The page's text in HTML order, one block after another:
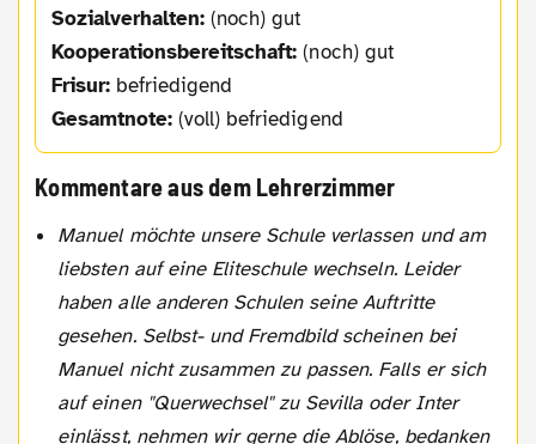
Sozialverhalten: (noch) gut
Kooperationsbereitschaft: (noch) gut
Frisur:befriedigend
Gesamtnote:(voll) befriedigend
Kommentare aus dem Lehrerzimmer
Manuel möchte unsere Schule verlassen und am
liebsten auf eine Eliteschule wechseln. Leider
haben alle anderen Schulen seine Auftritte
gesehen. Selbst- und Fremdbild scheinen bei
Manuel nicht zusammen zu passen. Falls er sich
auf einen "Querwechsel" zu Sevilla oder Inter
einlässt, nehmen wir gerne die Ablöse, bedanken